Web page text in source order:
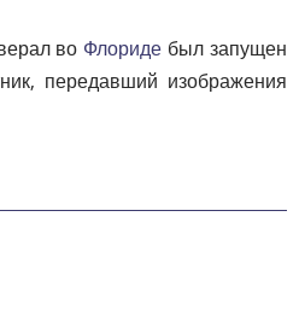
во Флориде был запущен
передавший изображения